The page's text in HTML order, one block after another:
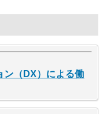
ン（DX）による働